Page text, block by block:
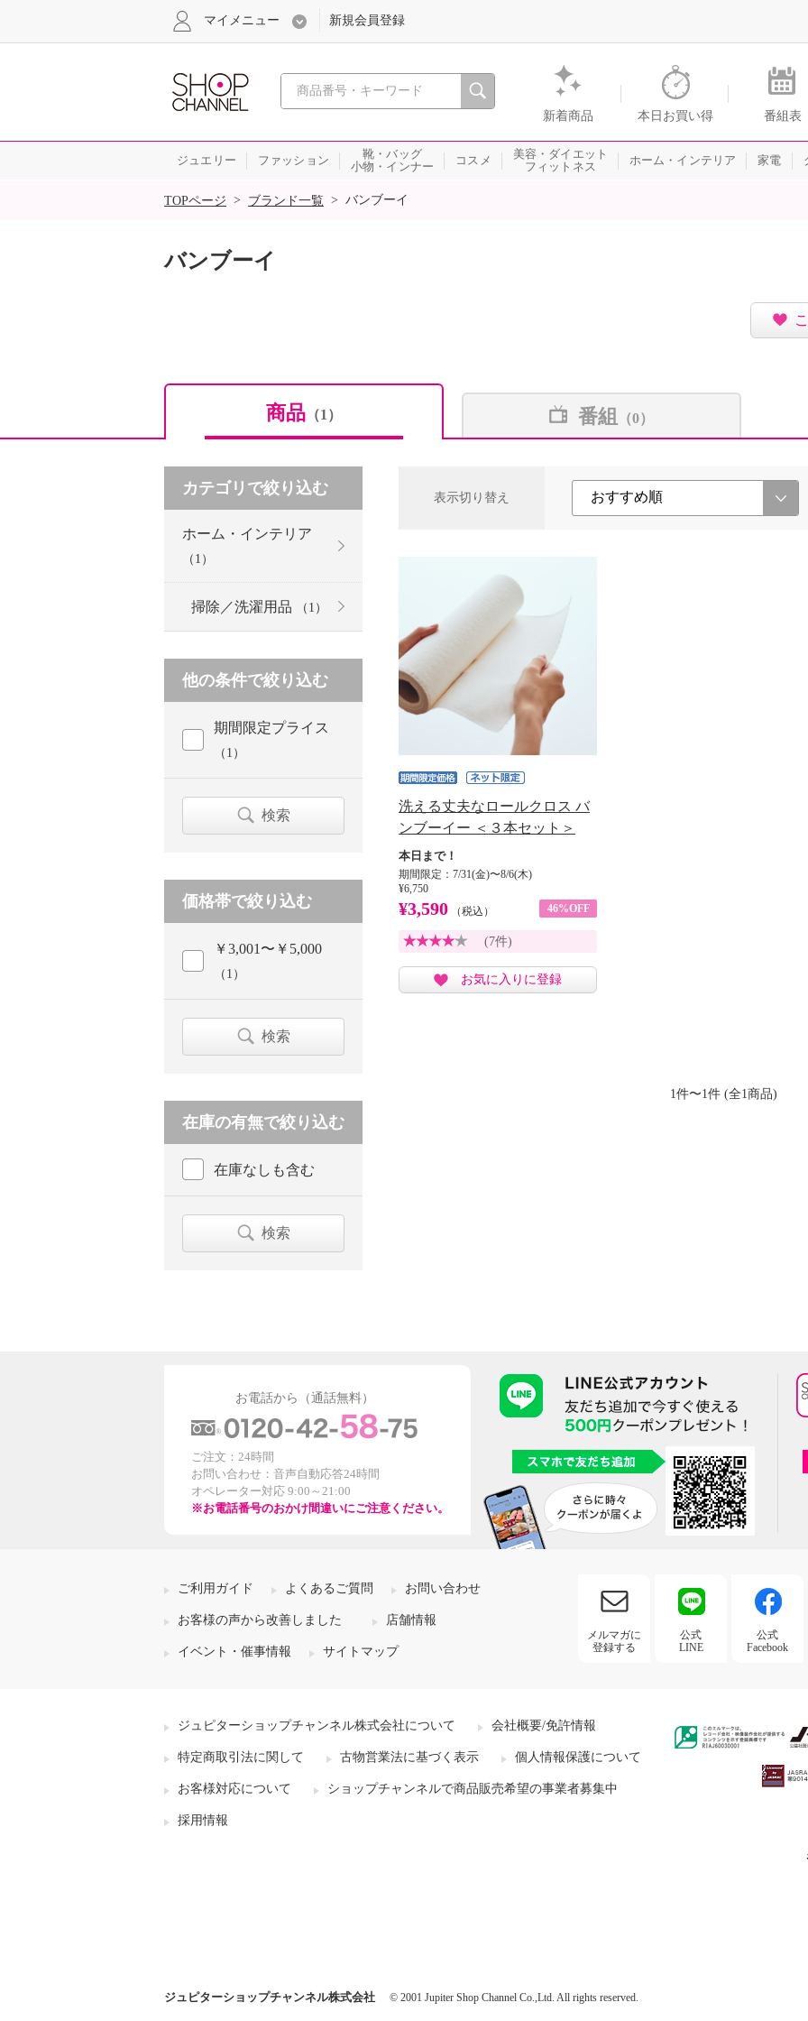
心おどる、瞬間を。通販・テレビショッピングのショップチャンネル
新着商品 本日お買い得 番組表
マイメニュー 新規会員登録
ジュエリー ファッション
靴・バッグ
小物・インナー
コスメ
美容・ダイエット
フィットネス
ホーム・インテリア 家電
SALE
TOPページ > ブランド一覧 > バンブーイ
バンブーイ
商品 （1） 番組 （0）
表示切り替え
洗える丈夫なロールクロス バ
ンブーイー ＜３本セット＞
本日まで！
期間限定：7/31(金)〜8/6(木)
¥6,750
¥3,590 （税込） 46%OFF
(7件)
お気に入りに登録
1件〜1件 (全1商品)
カテゴリで絞り込む
ホーム・インテリア
（1）
掃除／洗濯用品 （1）
他の条件で絞り込む
期間限定プライス
（1）
検索
価格帯で絞り込む
￥3,001〜￥5,000
（1）
検索
在庫の有無で絞り込む
在庫なしも含む
検索
お電話から（通話無料）
ご注文：24時間
お問い合わせ：音声自動応答24時間
オペレーター対応 9:00～21:00
※お電話番号のおかけ間違いにご注意ください。
ご利用ガイド よくあるご質問 お問い合わせ
お客様の声から改善しました 店舗情報
イベント・催事情報 サイトマップ
メルマガに
登録する
公式
LINE
公式
Facebook
ジュピターショップチャンネル株式会社について 会社概要/免許情報
特定商取引法に関して 古物営業法に基づく表示 個人情報保護について
お客様対応について ショップチャンネルで商品販売希望の事業者募集中
採用情報
ジュピターショップチャンネル株式会社 © 2001 Jupiter Shop Channel Co.,Ltd. All rights reserved.